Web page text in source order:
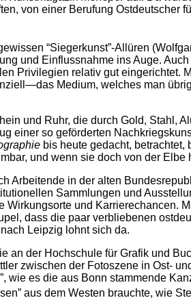
von einer Berufung Ostdeutscher
“Siegerkunst”-Allüren
und Einflussnahme ins Auge.
Privilegien relativ gut eingerichtet.
Medium, welches man
und Ruhr, die durch Gold, Stahl,
einer so geförderten
bis heute gedacht,
und wenn sie doch von der
Arbeitende in der alten
Sammlungen und
und Karrierechancen.
dass die paar verbliebenen
Leipzig lohnt sich da.
der Hochschule für Grafik und
zwischen der Fotoszene in Ost-
es die aus Bonn stammende
aus dem Westen brauchte, wie